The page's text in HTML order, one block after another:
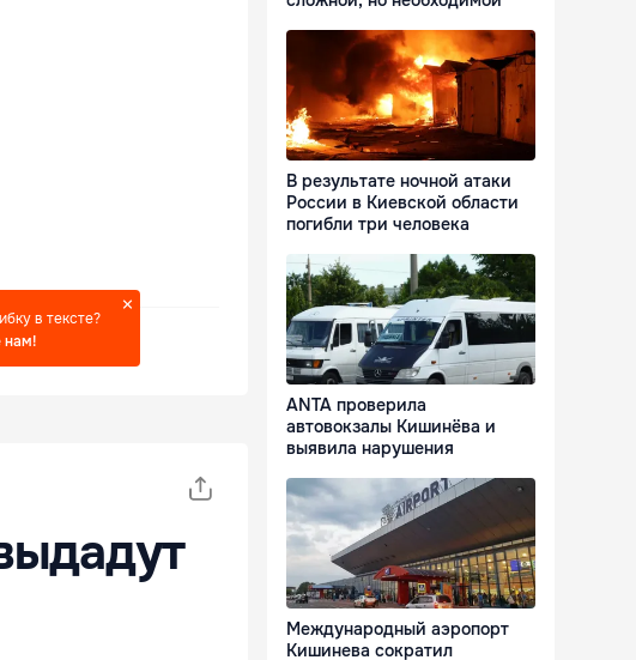
в тексте?
нам!
В результате ночной атаки
России в Киевской области
погибли три человека
ANTA проверила
автовокзалы Кишинёва и
выявила нарушения
Международный аэропорт
Кишинева сократил